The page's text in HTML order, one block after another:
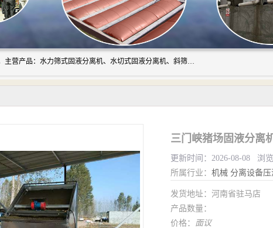
河南精拓环保设备有限公司（咨询电话：18595569755），主营产品：水力筛式固液分离机、水切式固液分离机、斜筛式干湿分离机、养猪场固液分离机、斜筛式固液分离机、屠宰场固液分离机、猪场干湿分离机等。公司从事固液分离设备及配套沼气池的研发、设计、销售与施工，并提供污水处理整体解决方案。
三门峡猪场固液分离
更新时间：2026-08-08 浏
所属行业： 机械 分离设备
发货地址：河南省驻马店
产品数量：
价格： 面议